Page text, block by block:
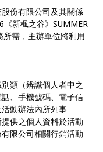
份有限公司及其關係
新楓之谷》SUMMER
所需，主辦單位將利用
類（辨識個人者中之
、手機號碼、電子信
動辦法內所列事
供之個人資料於活動
限公司相關行銷活動